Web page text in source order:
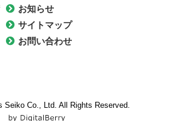
お知らせ
サイトマップ
お問い合わせ
Seiko Co., Ltd. All Rights Reserved.